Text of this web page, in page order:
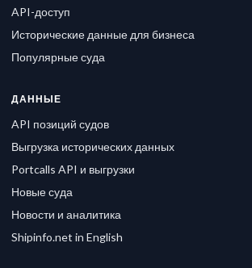
API-доступ
Исторические данные для бизнеса
Популярные суда
ДАННЫЕ
API позиций судов
Выгрузка исторических данных
Portcalls API и выгрузки
Новые суда
Новости и аналитика
Shipinfo.net in English